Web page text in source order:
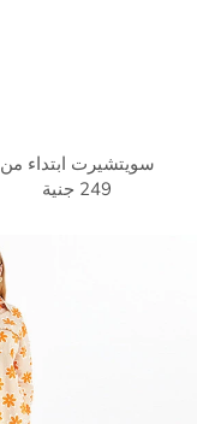
سويتشيرت ابتداء من
249 جنية